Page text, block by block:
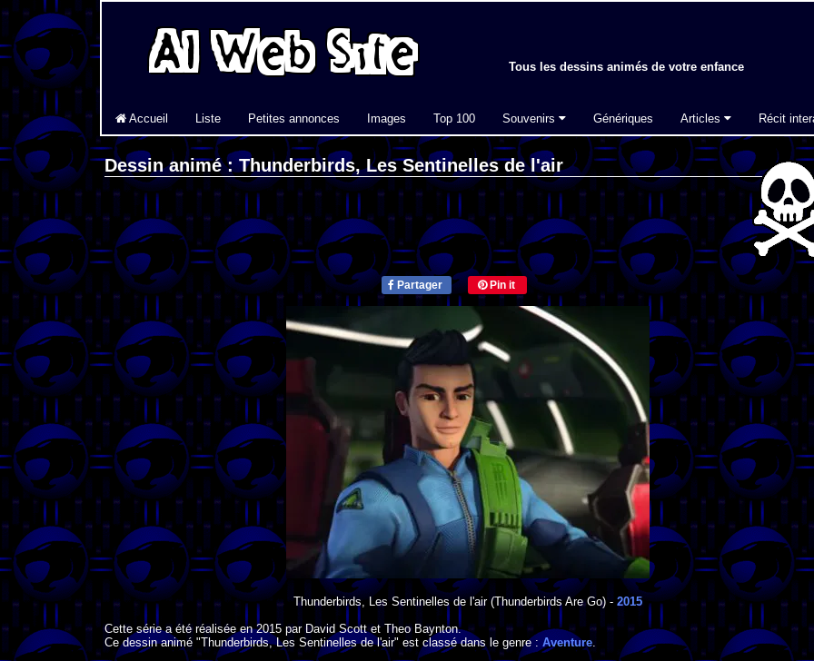
Tous les dessins animés de votre enfance
Accueil Liste Petites annonces Images Top 100 Souvenirs Génériques Articles Récit
Dessin animé : Thunderbirds, Les Sentinelles de l'air
Partager Pin it
Thunderbirds, Les Sentinelles de l'air(Thunderbirds Are Go) - 2015
Cette série a été réalisée en2015parDavid ScottetTheo Baynton.
Ce dessin animé "Thunderbirds, Les Sentinelles de l'air" est classé dans le genre : Aventure.